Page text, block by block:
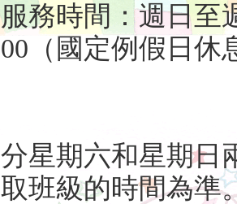
服務時間：週日至
00（國定例假日休
分星期六和星期日
取班級的時間為準